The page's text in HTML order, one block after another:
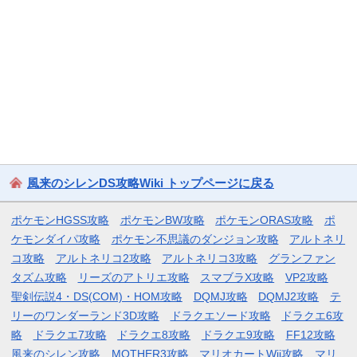
風来のシレンDS攻略Wiki トップページに戻る
ポケモンHGSS攻略 ポケモンBW攻略 ポケモンORAS攻略
ポ
ケモンダイパ攻略
ポケモン不思議のダンジョン攻略
アルトネリ
コ攻略
アルトネリコ2攻略 アルトネリコ3攻略
グランファン
タズム攻略
リーズのアトリエ攻略 スマブラX攻略
VP2攻略
聖剣伝説4・DS(COM)・HOM攻略
DQMJ攻略 DQMJ2攻略
テ
リーのワンダーランド3D攻略
ドラクエソード攻略
ドラクエ6攻
略
ドラクエ7攻略 ドラクエ8攻略 ドラクエ9攻略
FF12攻略
風来のシレン攻略
MOTHER3攻略 マリオカートWii攻略 マリ